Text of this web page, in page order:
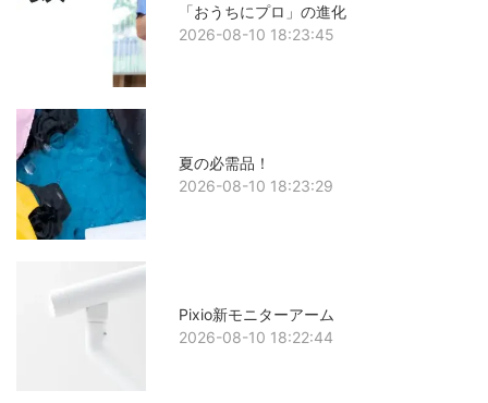
「おうちにプロ」の進化
2026-08-10 18:23:45
夏の必需品！
2026-08-10 18:23:29
Pixio新モニターアーム
2026-08-10 18:22:44